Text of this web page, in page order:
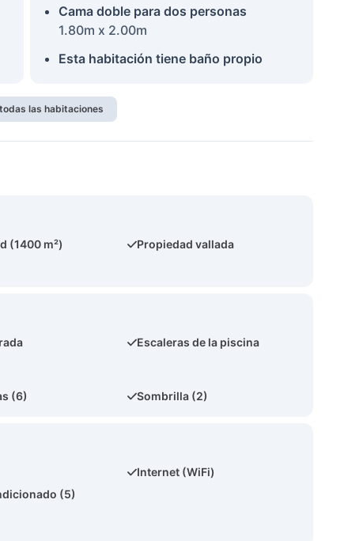
Cama doble para dos personas
1.80m x 2.00m
Esta habitación tiene baño propio
las habitaciones
(1400 m²)
Propiedad vallada
Escaleras de la piscina
(6) Sombrilla (2)
Internet (WiFi)
(5)